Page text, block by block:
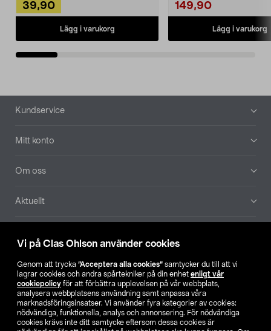
Vi på Clas Ohlson använder cookies
Genom att trycka ”Acceptera alla cookies” samtycker du till att vi
lagrar cookies och andra spårtekniker på din enhet enligt vår
cookiepolicy för att förbättra upplevelsen på vår webbplats,
analysera webbplatsens användning samt anpassa våra
marknadsföringsinsatser. Vi använder fyra kategorier av cookies:
nödvändiga, funktionella, analys och annonsering. För nödvändiga
cookies krävs inte ditt samtycke eftersom dessa cookies är
39,90
Lägg i varukorg
149,90
Lägg i varukorg
Sidfot
Kundservice
Mitt konto
Om oss
Aktuellt
Hitta butik
SE NO FI